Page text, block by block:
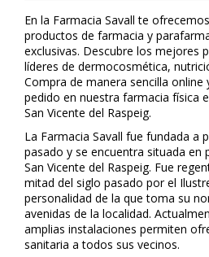
En la Farmacia Savall te
productos de farmacia y
exclusivas. Descubre los mejores
líderes de dermocosmética,
Compra de manera sencilla online
pedido en nuestra farmacia física
San Vicente del Raspeig.
La Farmacia Savall fue fundada a
pasado y se encuentra situada en
San Vicente del Raspeig. Fue
mitad del siglo pasado por el
personalidad de la que toma su
avenidas de la localidad.
amplias instalaciones permiten
sanitaria a todos sus vecinos.